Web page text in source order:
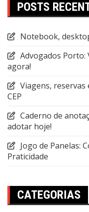
POSTS
Notebook,
Advogados Porto:
agora!
Viagens,
CEP
Caderno de
adotar hoje!
Jogo de Panelas:
Praticidade
CATEGORIAS